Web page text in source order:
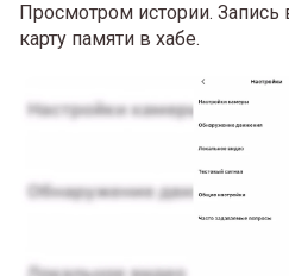
Просмотром истории.
карту памяти в хабе.